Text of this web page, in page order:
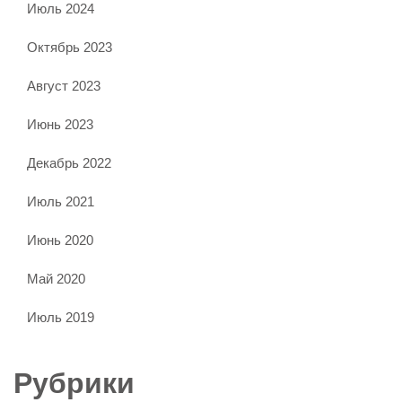
Июль 2024
Октябрь 2023
Август 2023
Июнь 2023
Декабрь 2022
Июль 2021
Июнь 2020
Май 2020
Июль 2019
Рубрики